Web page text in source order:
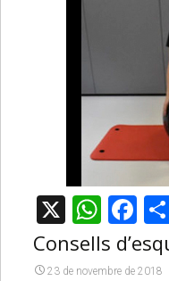
X
Consells
23 de novembre de 2018